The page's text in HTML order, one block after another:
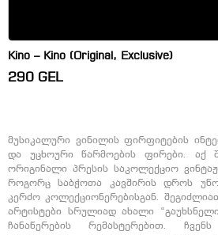
Kino – Kino (Original, Exclusive)
290 GEL
მუსიკალური ვინილის ფირფიტების
და უცხოური წარმოების ფირები. აქ
ორიგინალი პრესის საკოლექციო
როგორც საბჭოთა კავშირის დროს
კერძო კოლექციონერებისგან.
არტისტები სრულიად ახალი
ჩანაწერების რემასტერებით.